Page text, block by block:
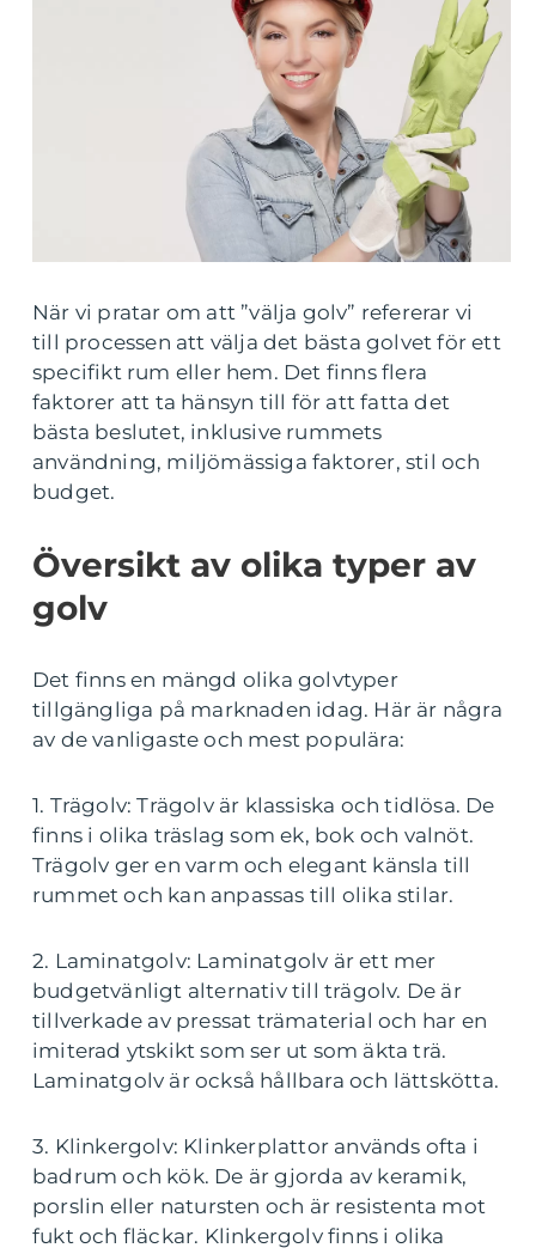
När vi pratar om att ”välja golv” refererar vi
till processen att välja det bästa golvet för ett
specifikt rum eller hem. Det finns flera
faktorer att ta hänsyn till för att fatta det
bästa beslutet, inklusive rummets
användning, miljömässiga faktorer, stil och
budget.
Översikt av olika typer av
golv
Det finns en mängd olika golvtyper
tillgängliga på marknaden idag. Här är några
av de vanligaste och mest populära:
1. Trägolv: Trägolv är klassiska och tidlösa. De
finns i olika träslag som ek, bok och valnöt.
Trägolv ger en varm och elegant känsla till
rummet och kan anpassas till olika stilar.
2. Laminatgolv: Laminatgolv är ett mer
budgetvänligt alternativ till trägolv. De är
tillverkade av pressat trämaterial och har en
imiterad ytskikt som ser ut som äkta trä.
Laminatgolv är också hållbara och lättskötta.
3. Klinkergolv: Klinkerplattor används ofta i
badrum och kök. De är gjorda av keramik,
porslin eller natursten och är resistenta mot
fukt och fläckar. Klinkergolv finns i olika